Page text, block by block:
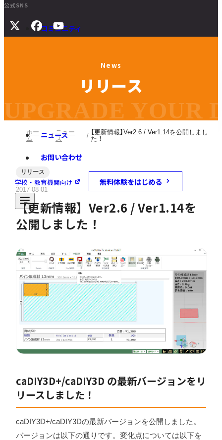
コミュニティ
マニュアル
ニュース
お問い合わせ
学校・教育機関向け 無料体験をはじめる
公式SNS
News
リ リース
UPGRADE YOUR
ホー
ム
ニュー
ス
【更新情報】Ver2.6 / Ver1.14を公開しまし
た！
リリース
2017-08-01
【更新情報】Ver2.6 / Ver1.14を
公開しました！
caDIY3D+/caDIY3D の最新バージョンをリ
リースしました！
caDIY3D+/caDIY3Dの最新バージョンを公開しました。
バージョンは以下の通りです。変化点については以下を